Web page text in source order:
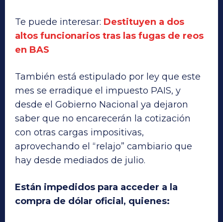
Te puede interesar: Destituyen a dos
altos funcionarios tras las fugas de reos
en BAS
También está estipulado por ley que este
mes se erradique el impuesto PAIS, y
desde el Gobierno Nacional ya dejaron
saber que no encarecerán la cotización
con otras cargas impositivas,
aprovechando el “relajo” cambiario que
hay desde mediados de julio.
Están impedidos para acceder a la
compra de dólar oficial, quienes: